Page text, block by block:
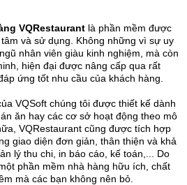
VQRestaurant là phần mềm được
và sử dụng. Không những vì sự uy
nhân viên giàu kinh nghiệm, mà còn
hiện đại được nâng cấp qua rất
ứng tốt nhu cầu của khách hàng.
VQSoft chúng tôi được thiết kế dành
ăn hay các cơ sở hoạt động theo mô
VQRestaurant cũng được tích hợp
giao diện đơn giản, thân thiện và khả
lý thu chi, in báo cáo, kế toán,... Do
phần mềm nhà hàng hữu ích, chất
mà các bạn không nên bỏ.